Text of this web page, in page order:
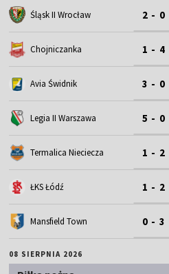
Śląsk II Wrocław 2 - 0
Chojniczanka 1 - 4
Avia Świdnik 3 - 0
Legia II Warszawa 5 - 0
Termalica Nieciecza 1 - 2
ŁKS Łódź 1 - 2
Mansfield Town 0 - 3
08 SIERPNIA 2026